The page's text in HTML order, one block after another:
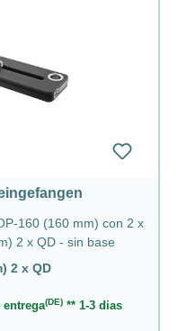
160 (160 mm) con 2 x
2 x QD - sin base
2 x QD
entrega(DE)** 1-3 dias